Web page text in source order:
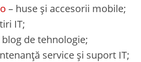
– huse și accesorii mobile;
IT;
blog de tehnologie;
service și suport IT;